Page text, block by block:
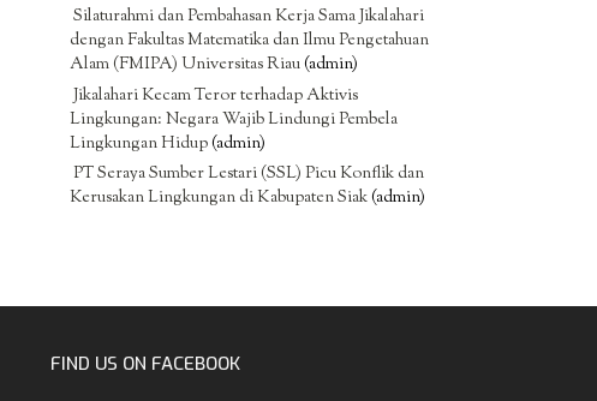
Silaturahmi dan Pembahasan Kerja Sama Jikalahari
dengan Fakultas Matematika dan Ilmu Pengetahuan
Alam (FMIPA) Universitas Riau(admin)
Jikalahari Kecam Teror terhadap Aktivis
Lingkungan: Negara Wajib Lindungi Pembela
Lingkungan Hidup(admin)
PT Seraya Sumber Lestari (SSL) Picu Konflik dan
Kerusakan Lingkungan di Kabupaten Siak(admin)
FIND US ON FACEBOOK